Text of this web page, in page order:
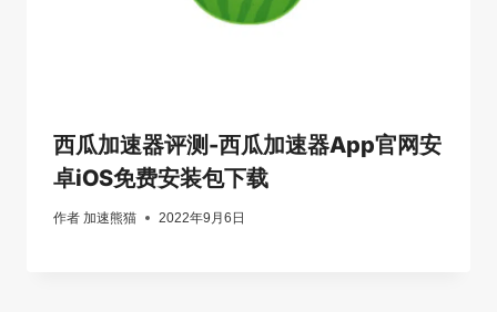
西瓜加速器评测-西瓜加速器App官网安
卓iOS免费安装包下载
作者 加速熊猫 2022年9月6日